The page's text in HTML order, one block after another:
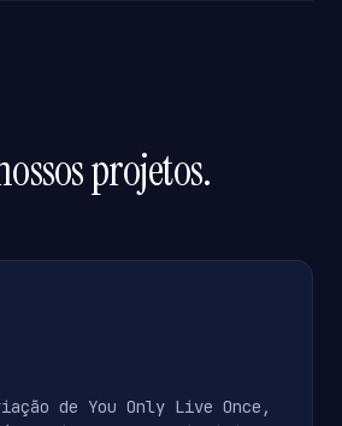
projetos.
de You Only Live Once,